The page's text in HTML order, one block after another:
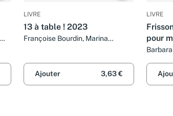
LIVRE
13 à table ! 2023
Françoise Bourdin, Marina
Raphaëlle Giordano, Alexandra
Lapierre, Cyril Lignac, Agnès
Martin-Lugand, Romain
Ajouter 3,63 €
LIVRE
pour